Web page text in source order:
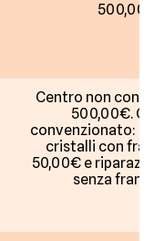
Centro non
500,00€.
convenzionato:
cristalli con
50,00€ e
senza